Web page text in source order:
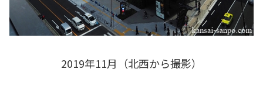
2019年11月（北西から撮影）